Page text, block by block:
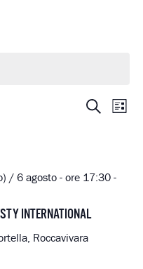
EVENTI
Cerca Lista
/6 agosto - ore 17:30-
INTERNATIONAL
Roccavivara